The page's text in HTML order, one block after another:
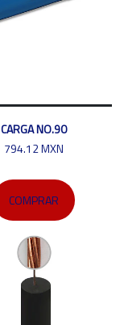
CARGA NO.90
794.12 MXN
COMPRAR